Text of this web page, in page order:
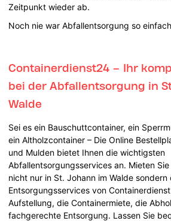
Zeitpunkt wieder ab.
Noch nie war Abfallentsorgung so
Containerdienst24 – Ihr
bei der Abfallentsorgung in
Walde
Sei es ein Bauschuttcontainer, ein
ein Altholzcontainer – Die Online
und Mulden bietet Ihnen die wichtigsten
Abfallentsorgungsservices an. Mieten
nicht nur in St. Johann im Walde
Entsorgungsservices von
Aufstellung, die Containermiete, die
fachgerechte Entsorgung. Lassen Sie